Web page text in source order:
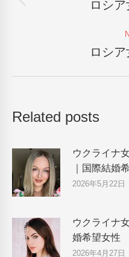
ロシ
ロシ
Related posts
ウクライナ
｜国際結婚
2026年5月22日
ウクライナ
婚希望女性
2026年4月27日